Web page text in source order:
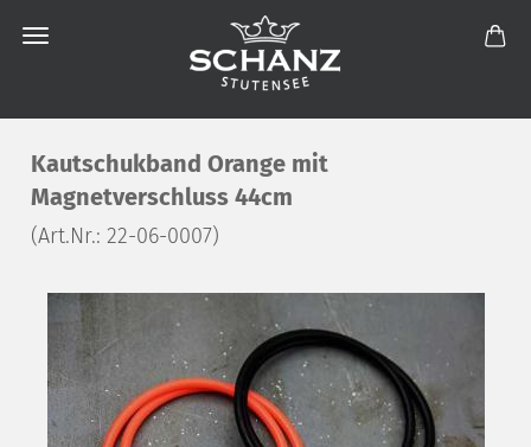
Kautschukband Orange mit
Magnetverschluss 44cm
(Art.Nr.:22-06-0007)